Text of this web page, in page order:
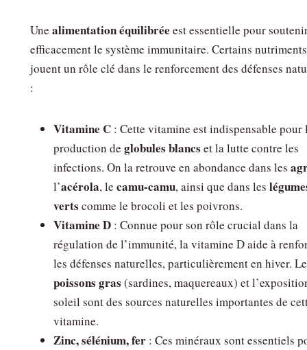
Une alimentation équilibrée est essentielle pour
efficacement le système immunitaire. Certains nutriments
jouent un rôle clé dans le renforcement des défenses
:
Vitamine C : Cette vitamine est indispensable pour
production de globules blancs et la lutte contre les
infections. On la retrouve en abondance dans les
l’acérola, le camu-camu, ainsi que dans les
verts comme le brocoli et les poivrons.
Vitamine D : Connue pour son rôle crucial dans la
régulation de l’immunité, la vitamine D aide à
les défenses naturelles, particulièrement en hiver.
poissons gras (sardines, maquereaux) et
soleil sont des sources naturelles importantes de
vitamine.
Zinc, sélénium, fer : Ces minéraux sont essentiels